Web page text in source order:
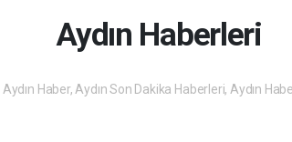
Aydın Haberleri
Aydın Haber, Aydın Son Dakika Haberleri, Aydın